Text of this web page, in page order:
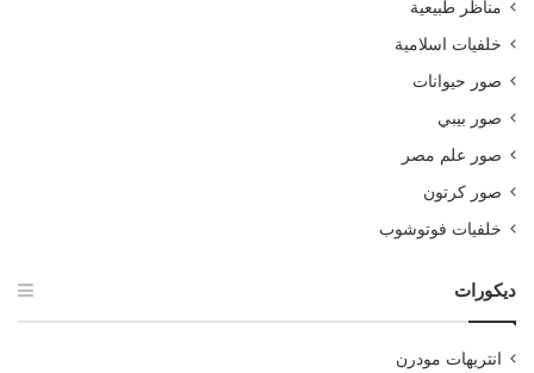
مناظر طبيعية
خلفيات اسلامية
صور حيوانات
صور بيبي
صور علم مصر
صور كرتون
خلفيات فوتوشوب
ديكورات
انتريهات مودرن